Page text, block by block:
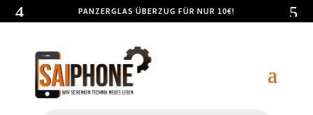
PANZERGLAS ÜBERZUG FÜR NUR 10€!